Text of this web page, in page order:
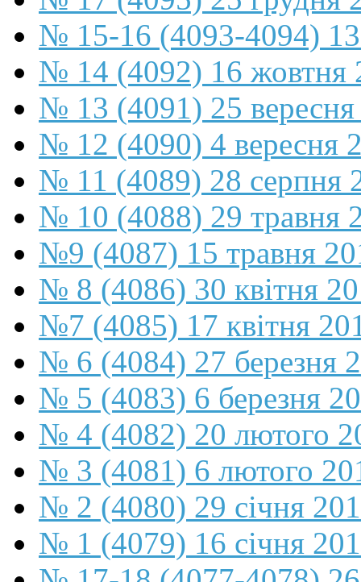
№ 15-16 (4093-4094) 13
№ 14 (4092) 16 жовтня
№ 13 (4091) 25
№ 12 (4090) 4 вересня
№ 11 (4089) 28 серпня
№ 10 (4088) 29 травня
№9 (4087) 15 травня
№ 8 (4086) 30 квітня
№7 (4085) 17 квітня
№ 6 (4084) 27 березня
№ 5 (4083) 6 березня
№ 4 (4082) 20 лютого
№ 3 (4081) 6 лютого
№ 2 (4080) 29 січня
№ 1 (4079) 16 січня